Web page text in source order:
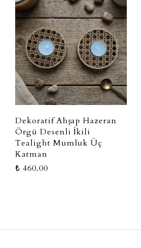
Dekoratif Ahşap Hazeran
Örgü Desenli İkili
Tealight Mumluk Üç
Katman
₺ 460.00